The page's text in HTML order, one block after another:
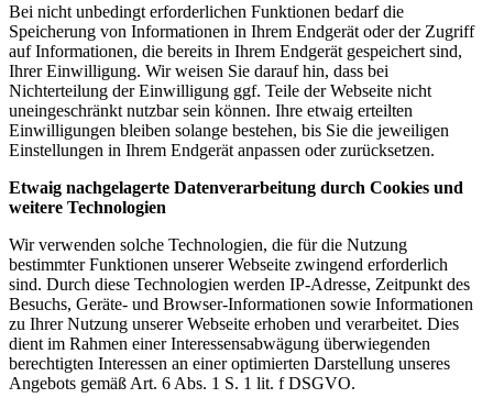
Bei nicht unbedingt erforderlichen Funktionen bedarf die
Speicherung von Informationen in Ihrem Endgerät oder der Zugriff
auf Informationen, die bereits in Ihrem Endgerät gespeichert sind,
Ihrer Einwilligung. Wir weisen Sie darauf hin, dass bei
Nichterteilung der Einwilligung ggf. Teile der Webseite nicht
uneingeschränkt nutzbar sein können. Ihre etwaig erteilten
Einwilligungen bleiben solange bestehen, bis Sie die jeweiligen
Einstellungen in Ihrem Endgerät anpassen oder zurücksetzen.
Etwaig nachgelagerte Datenverarbeitung durch Cookies und
weitere Technologien
Wir verwenden solche Technologien, die für die Nutzung
bestimmter Funktionen unserer Webseite zwingend erforderlich
sind. Durch diese Technologien werden IP-Adresse, Zeitpunkt des
Besuchs, Geräte- und Browser-Informationen sowie Informationen
zu Ihrer Nutzung unserer Webseite erhoben und verarbeitet. Dies
dient im Rahmen einer Interessensabwägung überwiegenden
berechtigten Interessen an einer optimierten Darstellung unseres
Angebots gemäß Art. 6 Abs. 1 S. 1 lit. f DSGVO.